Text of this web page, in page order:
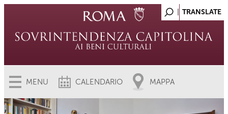
MENU CALENDARIO MAPPA